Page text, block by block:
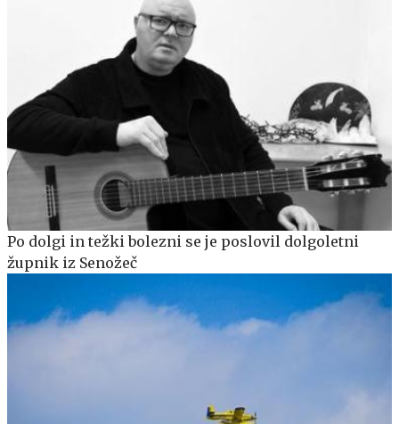
Po dolgi in težki bolezni se je poslovil dolgoletni
župnik iz Senožeč